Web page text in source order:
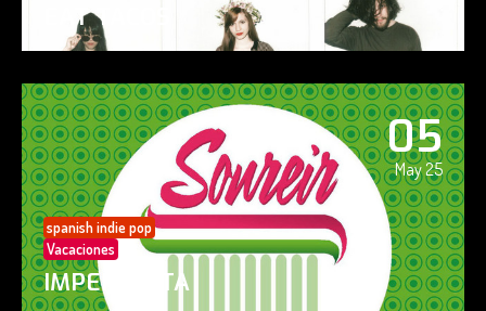
EAT TACOS
05
May 25
spanish indie pop
Vacaciones
IMPERFECTA